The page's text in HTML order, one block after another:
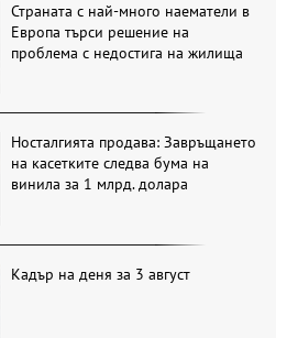
Страната с най-много наематели в
Европа търси решение на
проблема с недостига на жилища
Носталгията продава: Завръщането
на касетките следва бума на
винила за 1 млрд. долара
Кадър на деня за 3 август